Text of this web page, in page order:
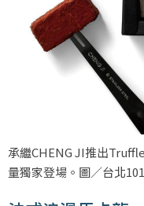
承繼CHENG JI推出
量獨家登場。圖／台北